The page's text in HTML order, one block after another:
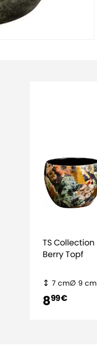
TS Collection
Berry Topf
7 cm 9 cm
899 €